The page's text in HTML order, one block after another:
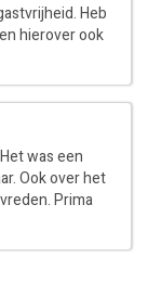
Heb
hierover ook
was een
Ook over het
Prima